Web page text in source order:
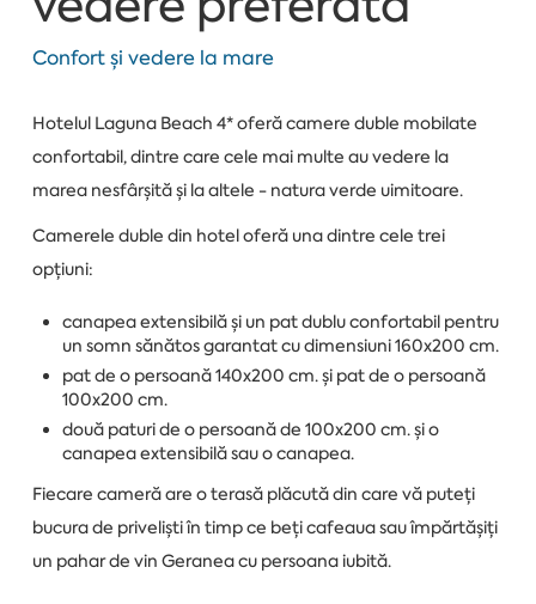
Confort și vedere la mare
Hotelul Laguna Beach 4* oferă camere duble mobilate
confortabil, dintre care cele mai multe au vedere la
marea nesfârșită și la altele - natura verde uimitoare.
Camerele duble din hotel oferă una dintre cele trei
opțiuni:
canapea extensibilă și un pat dublu confortabil pentru
un somn sănătos garantat cu dimensiuni 160x200 cm.
pat de o persoană 140x200 cm. și pat de o persoană
100x200 cm.
două paturi de o persoană de 100x200 cm. și o
canapea extensibilă sau o canapea.
Fiecare cameră are o terasă plăcută din care vă puteți
bucura de priveliști în timp ce beți cafeaua sau împărtășiți
un pahar de vin Geranea cu persoana iubită.